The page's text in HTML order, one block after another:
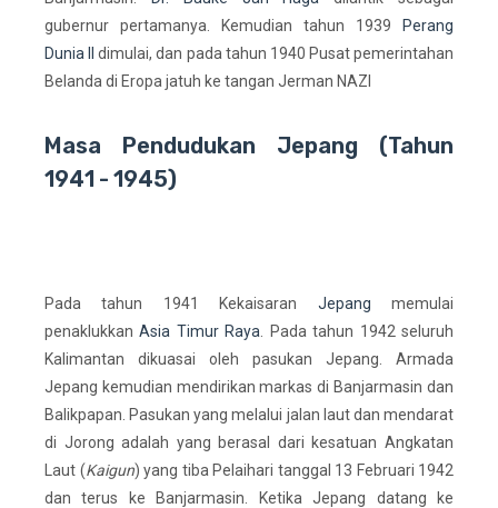
gubernur pertamanya. Kemudian tahun 1939
Perang
Dunia II
dimulai, dan pada tahun 1940 Pusat pemerintahan
Belanda di Eropa jatuh ke tangan Jerman NAZI
Masa Pendudukan Jepang (Tahun
1941 - 1945)
Pada tahun 1941 Kekaisaran Jepang memulai
penaklukkanAsia Timur Raya . Pada tahun 1942 seluruh
Kalimantan dikuasai oleh pasukan Jepang. Armada
Jepang kemudian mendirikan markas di Banjarmasin dan
Balikpapan. Pasukan yang melalui jalan laut dan mendarat
di Jorong adalah yang berasal dari kesatuan Angkatan
Laut (Kaigun) yang tiba Pelaihari tanggal 13 Februari 1942
dan terus ke Banjarmasin. Ketika Jepang datang ke